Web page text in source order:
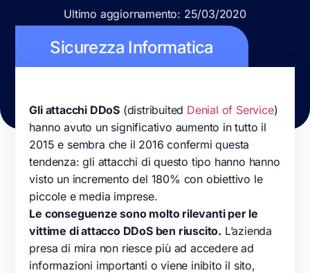
Ultimo aggiornamento: 25/03/2020
Sicurezza Informatica
Gli attacchi DDoS (distribuited Denial of Service)
hanno avuto un significativo aumento in tutto il
2015 e sembra che il 2016 confermi questa
tendenza: gli attacchi di questo tipo hanno hanno
visto un incremento del 180% con obiettivo le
piccole e media imprese.
Le conseguenze sono molto rilevanti per le
vittime di attacco DDoS ben riuscito. L’azienda
presa di mira non riesce più ad accedere ad
informazioni importanti o viene inibito il sito,